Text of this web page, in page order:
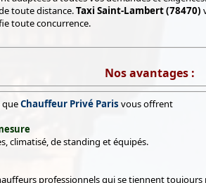
toute distance.Taxi Saint-Lambert (78470)
toute concurrence.
Nos avantages :
queChauffeur Privé Paris vous offrent
climatisé, de standing et équipés.
professionnels qui se tiennent